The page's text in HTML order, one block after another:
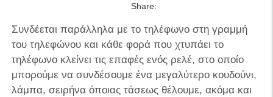
Share:
Συνδέεται παράλληλα με το τηλέφωνο στη γραμμή
του τηλεφώνου και κάθε φορά που χτυπάει το
τηλέφωνο κλείνει τις επαφές ενός ρελέ, στο οποίο
μπορούμε να συνδέσουμε ένα μεγαλύτερο κουδούνι,
λάμπα, σειρήνα όποιας τάσεως θέλουμε, ακόμα και